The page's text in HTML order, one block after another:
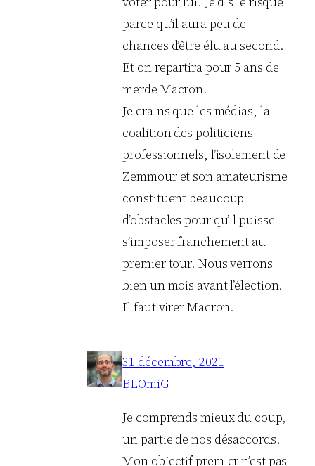
parce qu’il aura peu de
chances d’être élu au second.
Et on repartira pour 5 ans de
merde Macron.
Je crains que les médias, la
coalition des politiciens
professionnels, l’isolement de
Zemmour et son amateurisme
constituent beaucoup
d’obstacles pour qu’il puisse
s’imposer franchement au
premier tour. Nous verrons
bien un mois avant l’élection.
Il faut virer Macron.
31 décembre, 2021
BLOmiG
Je comprends mieux du coup,
un partie de nos désaccords.
Mon objectif premier n’est pas